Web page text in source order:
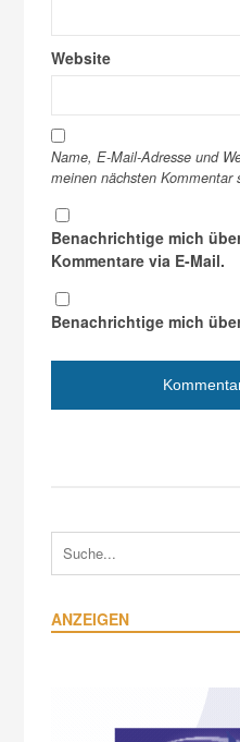
Website
Name, E-Mail-Adresse und
meinen nächsten Kommentar
Benachrichtige mich
Kommentare via E-Mail.
Benachrichtige mich
ANZEIGEN